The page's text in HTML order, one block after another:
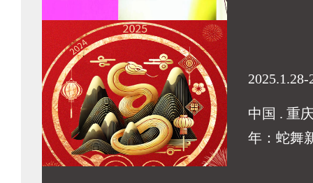
2025.1.28-
中国 . 重
年：蛇舞